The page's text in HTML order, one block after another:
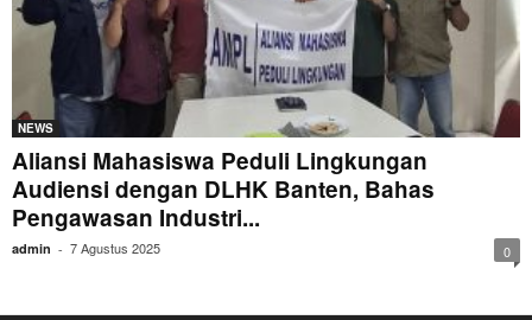
NEWS
Aliansi Mahasiswa Peduli Lingkungan
Audiensi dengan DLHK Banten, Bahas
Pengawasan Industri...
admin - 7 Agustus 2025 0